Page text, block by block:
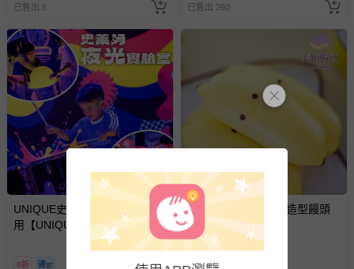
並點選『我要退貨』即可進行申請。若有相關退貨問題，請
與服務，謝謝。
針對滿件折/滿額贈…等活動，如因部份退貨，而該訂單保
留商品未達活動門檻，將以原價計算，活動贈品亦需一併退
回。
部分商品依據消費者保護法的規定，不適用七天鑑賞期/猶
豫期範圍：
易於腐敗、保存期限較短或解約時即將逾期（例如生鮮
商品、食品等）。
客製化商品（例如客製生日書、姓名貼等）。
已售出 5 已售出 260
UNIQUE史萊姆實驗室 - 即買即
用【UNIQUE史萊姆夜光實驗室
@ 台北科教館 】2026/6/11-
8折
美姬饅頭 - 香蕉鮮乳造型饅頭
（可剝皮）-35g*6顆
8折